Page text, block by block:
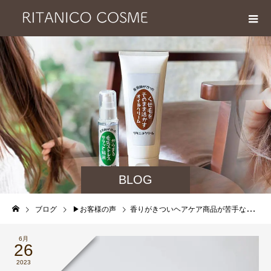
BLOG
ブログ ▶︎お客様の声 香りがきついヘアケア商品が苦手な方へ微香性のリタニコクリームとリタニコオイルおすすめです
6月
26
2023